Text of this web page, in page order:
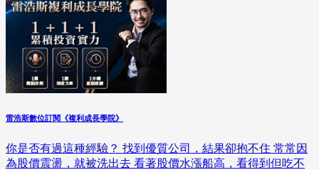
雷浩斯數位訂閱《複利成長學院》
你是否有過這種經驗？ 找到優質公司，結果卻抱不住 常常因
為股價震盪，就被洗出去 看著股價水漲船高，看得到但吃不